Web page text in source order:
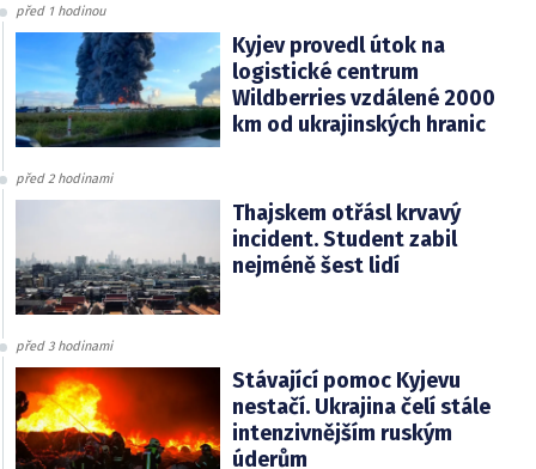
před 1 hodinou
Kyjev provedl útok na
logistické centrum
Wildberries vzdálené 2000
km od ukrajinských hranic
před 2 hodinami
Thajskem otřásl krvavý
incident. Student zabil
nejméně šest lidí
před 3 hodinami
Stávající pomoc Kyjevu
nestačí. Ukrajina čelí stále
intenzivnějším ruským
úderům